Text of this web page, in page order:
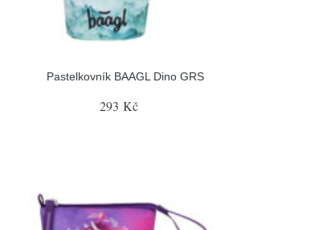
Pastelkovník BAAGL Dino GRS
293 Kč